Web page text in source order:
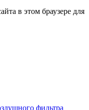
в этом браузере для
фильтра